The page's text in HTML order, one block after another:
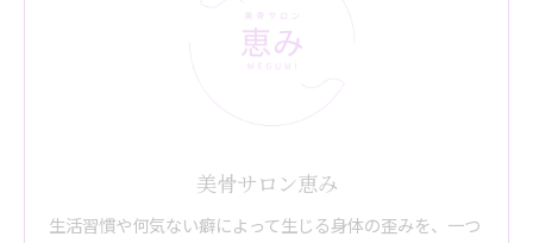
美骨サロン恵み
生活習慣や何気ない癖によって生じる身体の歪みを、一つ